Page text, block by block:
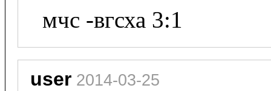
  мчс -вгсха 3:1
user 2014-03-25